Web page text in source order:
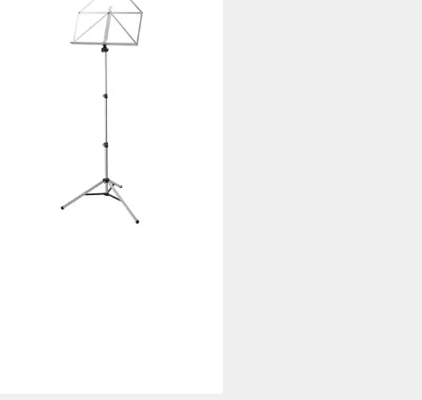
KÖNIG & MEYER
Notenpult, (10065 Notenpult, Stative
& Halter, Notenständer), 10065